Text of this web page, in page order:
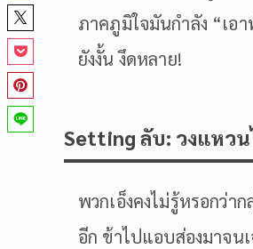
ภาคภูมิใจมันกำลัง “เอ
ยังงั้น งึดหลาย!
Setting ลับ: วงแหวน
พวกเอ็งคงไม่รู้หรอกว่า
อีก ข้าไปแอบส่องมาจน